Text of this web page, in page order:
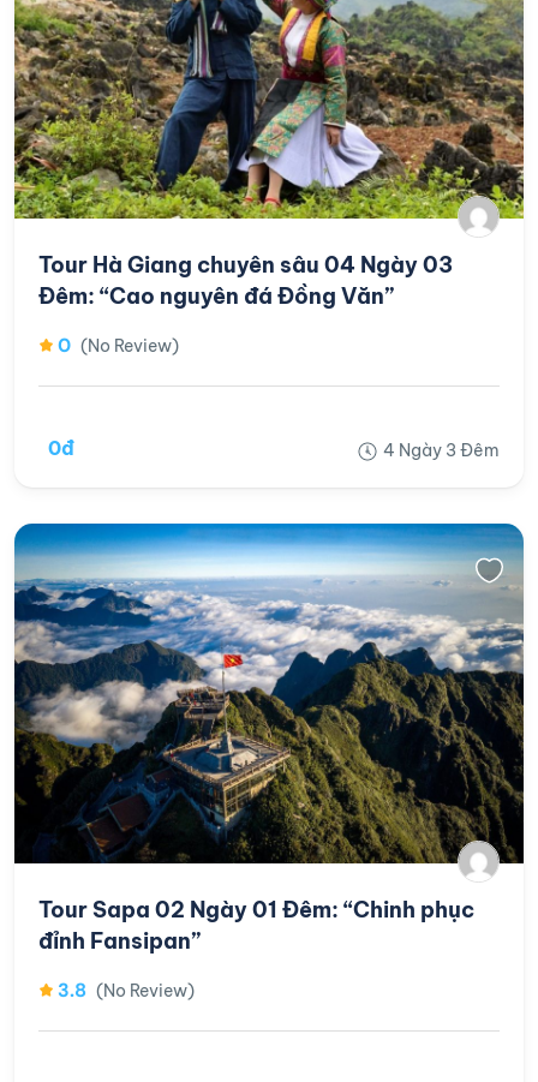
Tour Hà Giang chuyên sâu 04 Ngày 03
Đêm: “Cao nguyên đá Đồng Văn”
0 (No Review)
0đ 4 Ngày 3 Đêm
Tour Sapa 02 Ngày 01 Đêm: “Chinh phục
đỉnh Fansipan”
3.8 (No Review)